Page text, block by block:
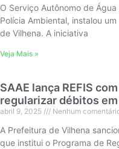
O Serviço Autônomo de
Polícia Ambiental, instalou
de Vilhena. A iniciativa
Veja Mais »
SAAE lança REFIS
regularizar débitos
abril 9, 2025 Nenhum
A Prefeitura de Vilhena
que institui o Programa de